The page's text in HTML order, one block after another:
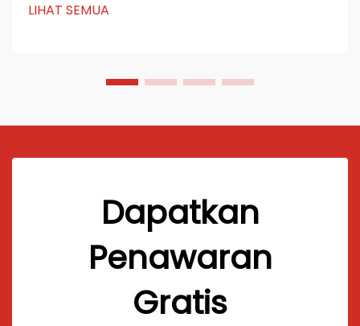
melalui proses ekstrusi Celuka, material ini memiliki
LIHAT SEMUA
Dapatkan
Penawaran
Gratis